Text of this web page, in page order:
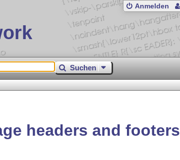
Anmelden
Suchen
headers and footers